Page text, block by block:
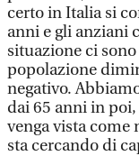
certo in Italia si
anni e gli anziani
situazione ci
popolazione
negativo.
dai 65 anni in
venga vista
sta cercando di